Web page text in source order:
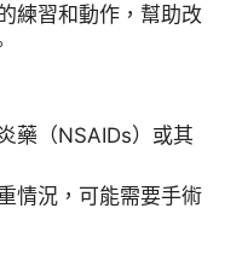
練習和動作，幫助改
藥（NSAIDs）或其
情況，可能需要手術